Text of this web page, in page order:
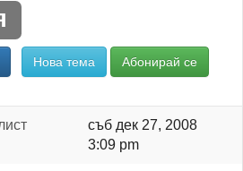
Нова тема Абонирай се
съб дек 27, 2008
3:09 pm